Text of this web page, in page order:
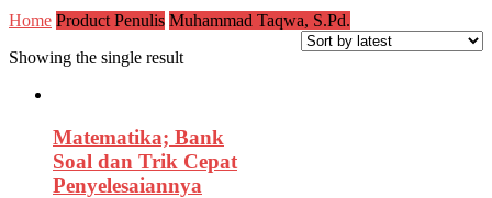
Home Product Penulis Muhammad Taqwa, S.Pd.
Showing the single result
Matematika; Bank
Soal dan Trik Cepat
Penyelesaiannya